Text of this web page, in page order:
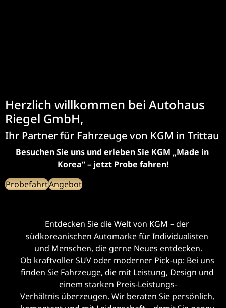
Herzlich willkommen bei Autohaus
Riegel GmbH,
Ihr Partner für Fahrzeuge von KGM in Trittau
Besuchen Sie uns und erleben Sie KGM „Made in
Korea“ – jetzt Probe fahren!
ProbefahrtAngebot
Entdecken Sie die Welt von KGM – der
südkoreanischen Automarke für Individualisten
und Menschen, die gerne Neues entdecken.
Ob kraftvoller SUV oder moderner Pick-up: Bei uns
finden Sie Fahrzeuge, die mit Leistung, Design und
einem starken Preis-Leistungs-
Verhältnis überzeugen. Wir beraten Sie persönlich,